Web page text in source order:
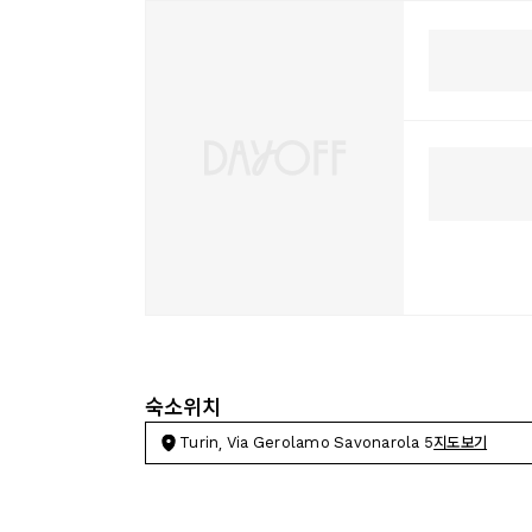
숙소위치
Turin, Via Gerolamo Savonarola 5지도보기